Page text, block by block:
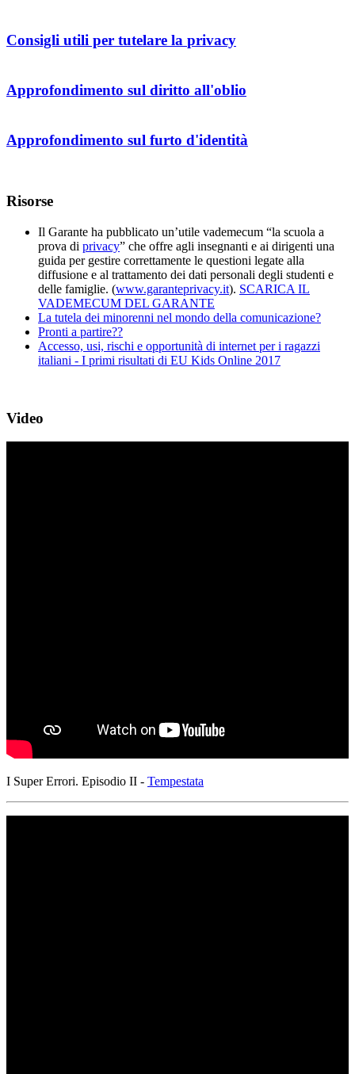
Consigli utili per tutelare la privacy
Approfondimento sul diritto all'oblio
Approfondimento sul furto d'identità
Risorse
Il Garante ha pubblicato un’utile vademecum “la scuola a
prova di privacy” che offre agli insegnanti e ai dirigenti una
guida per gestire correttamente le questioni legate alla
diffusione e al trattamento dei dati personali degli studenti e
delle famiglie. (www.garanteprivacy.it). SCARICA IL
VADEMECUM DEL GARANTE
La tutela dei minorenni nel mondo della comunicazione?
Pronti a partire??
Accesso, usi, rischi e opportunità di internet per i ragazzi
italiani - I primi risultati di EU Kids Online 2017
Video
I Super Errori. Episodio II - Tempestata